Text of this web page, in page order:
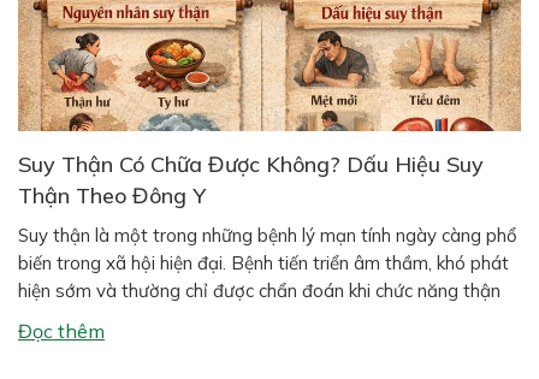
Suy Thận Có Chữa Được Không? Dấu Hiệu Suy
Thận Theo Đông Y
Suy thận là một trong những bệnh lý mạn tính ngày càng phổ
biến trong xã hội hiện đại. Bệnh tiến triển âm thầm, khó phát
hiện sớm và thường chỉ được chẩn đoán khi chức năng thận
chữa được không? và theo […]
Đọc thêm